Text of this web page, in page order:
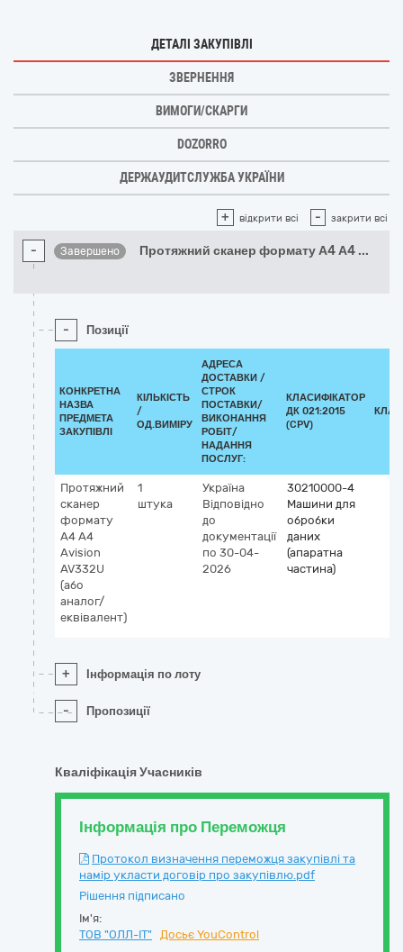
ДЕТАЛІ ЗАКУПІВЛІ
ЗВЕРНЕННЯ
ВИМОГИ/СКАРГИ
DOZORRO
ДЕРЖАУДИТСЛУЖБА УКРАЇНИ
+ відкрити всі - закрити всі
- Завершено Протяжний сканер формату А4 А4 ...
- Позиції
КОНКРЕТНА
НАЗВА
ПРЕДМЕТА
ЗАКУПІВЛІ
КІЛЬКІСТЬ
/
ОД.ВИМІРУ
АДРЕСА
ДОСТАВКИ /
СТРОК
ПОСТАВКИ/
ВИКОНАННЯ
РОБІТ/
НАДАННЯ
ПОСЛУГ:
КЛАСИФІКАТОР
ДК 021:2015
(CPV)
Протяжний
сканер
формату
А4 А4
Avision
AV332U
(або
аналог/
еквівалент)
1
штука
Україна
Відповідно
до
документації
по 30-04-
2026
30210000-4
Машини для
обробки
даних
(апаратна
частина)
+ Інформація по лоту
- Пропозиції
Кваліфікація Учасників
Інформація про Переможця
Протокол визначення переможця закупівлі та
намір укласти договір про закупівлю.pdf
Рішення підписано
Ім'я:
ТОВ "ОЛЛ-ІТ"
Досьє YouControl